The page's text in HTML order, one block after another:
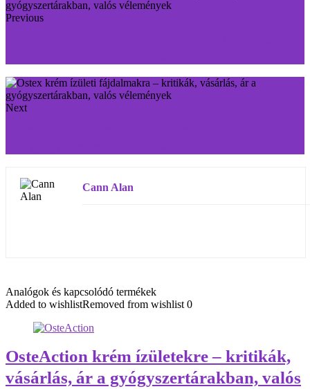
Previous
Next
Cann Alan
Analógok és kapcsolódó termékek
Added to wishlistRemoved from wishlist 0
OsteAction krém ízületekre – kritikák,
vásárlás, ár a gyógyszertárakban, valós